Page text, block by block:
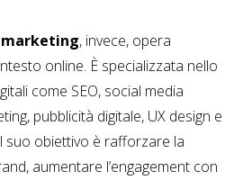
, invece, opera
online. È specializzata nello
come SEO, social media
pubblicità digitale, UX design e
suo obiettivo è rafforzare la
aumentare l’engagement con